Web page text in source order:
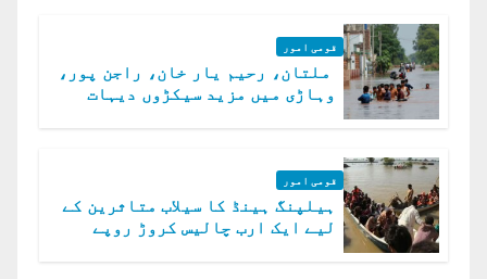
قومی امور
ملتان، رحیم یار خان، راجن پور،
وہاڑی میں مزید سیکڑوں دیہات
قومی امور
ہیلپنگ ہینڈ کا سیلاب متاثرین کے
لیے ایک ارب چالیس کروڑ روپے